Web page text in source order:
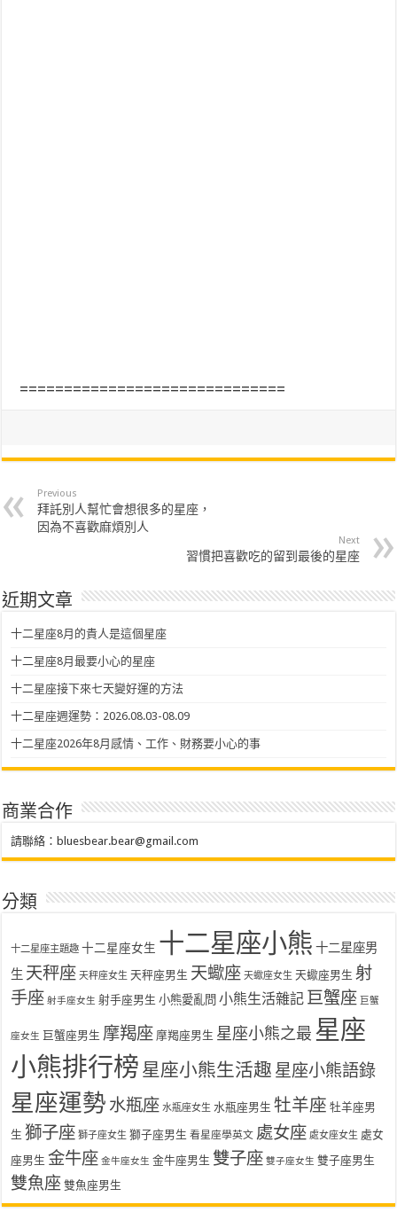
==============================
Previous
拜託別人幫忙會想很多的星座，
因為不喜歡麻煩別人
Next
習慣把喜歡吃的留到最後的星座
近期文章
十二星座8月的貴人是這個星座
十二星座8月最要小心的星座
十二星座接下來七天變好運的方法
十二星座週運勢：2026.08.03-08.09
十二星座2026年8月感情、工作、財務要小心的事
商業合作
請聯絡： bluesbear.bear@gmail.com
分類
十二星座主題趣 十二星座女生 十二星座小熊 十二星座男
生 天秤座 天秤座女生 天秤座男生 天蠍座 天蠍座女生 天蠍座男生 射
手座 射手座女生 射手座男生 小熊愛亂問 小熊生活雜記 巨蟹座 巨蟹
座女生 巨蟹座男生 摩羯座 摩羯座男生 星座小熊之最 星座
小熊排行榜 星座小熊生活趣 星座小熊語錄
星座運勢 水瓶座 水瓶座女生 水瓶座男生 牡羊座 牡羊座男
生 獅子座 獅子座女生 獅子座男生 看星座學英文 處女座 處女座女生 處女
座男生 金牛座 金牛座女生 金牛座男生 雙子座 雙子座女生 雙子座男生
雙魚座 雙魚座男生